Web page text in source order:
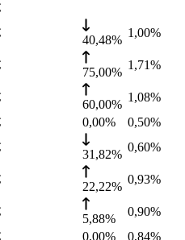
40,48%
1,00%
75,00%
1,71%
60,00%
1,08%
0,00% 0,50%
31,82%
0,60%
22,22%
0,93%
5,88%
0,90%
0,00% 0,84%